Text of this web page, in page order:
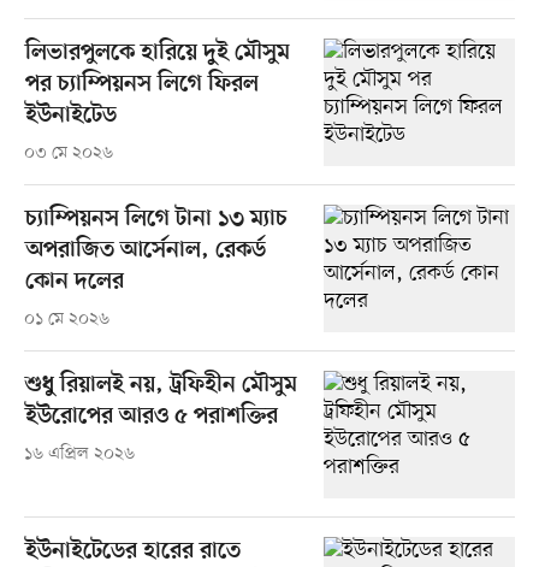
লিভারপুলকে হারিয়ে দুই মৌসুম
পর চ্যাম্পিয়নস লিগে ফিরল
ইউনাইটেড
০৩ মে ২০২৬
চ্যাম্পিয়নস লিগে টানা ১৩ ম্যাচ
অপরাজিত আর্সেনাল, রেকর্ড
কোন দলের
০১ মে ২০২৬
শুধু রিয়ালই নয়, ট্রফিহীন মৌসুম
ইউরোপের আরও ৫ পরাশক্তির
১৬ এপ্রিল ২০২৬
ইউনাইটেডের হারের রাতে